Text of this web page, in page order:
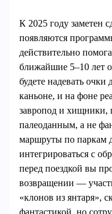
К 2025 году заметен
появляются
действительно
ближайшие 5–10 лет
будете надевать
каньоне, и на фоне
завропод и хищники,
палеоданным, а не
маршруты по паркам
интегрироваться с
перед поездкой вы
возвращении —
«клонов из янтаря»,
фантастикой, но